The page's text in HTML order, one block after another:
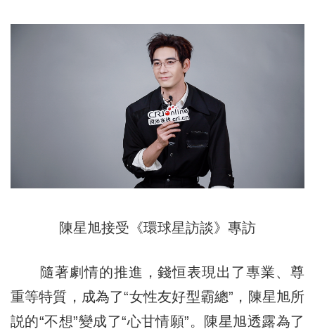
陳星旭接受《環球星訪談》專訪
隨著劇情的推進，錢恒表現出了專業、尊
重等特質，成為了“女性友好型霸總”，陳星旭所
説的“不想”變成了“心甘情願”。陳星旭透露為了